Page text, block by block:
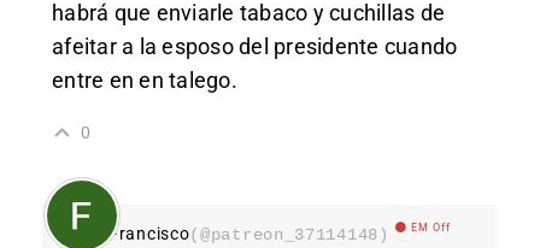
habrá que enviarle tabaco y cuchillas de
afeitar a la esposo del presidente cuando
entre en en talego.
0
Francisco(@patreon_37114148) EM Off